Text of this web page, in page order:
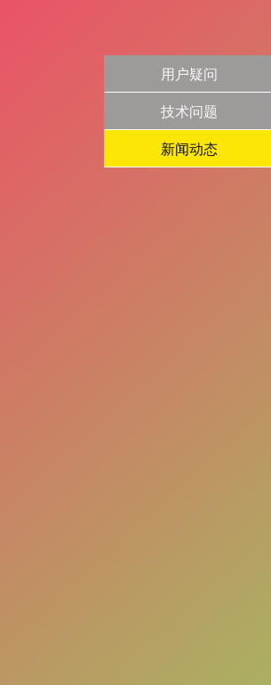
用户疑问
技术问题
新闻动态